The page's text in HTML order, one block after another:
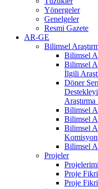
Yönergeler
Genelgeler
Resmi Gazete
AR-GE
Bilimsel
Bilimsel
Bilimsel
İlgili
Döner
Bilimsel
Bilimsel
Bilimsel
Bilimsel
Projeler
Proje
Proje